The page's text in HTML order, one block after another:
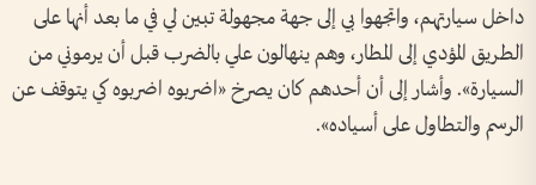
داخل سيارتهم، واتجهوا بي إلى جهة مجهولة تبين لي في ما بعد أنها على
الطريق المؤدي إلى المطار، وهم ينهالون علي بالضرب قبل أن يرموني من
السيارة». وأشار إلى أن أحدهم كان يصرخ «اضربوه اضربوه كي يتوقف عن
الرسم والتطاول على أسياده».